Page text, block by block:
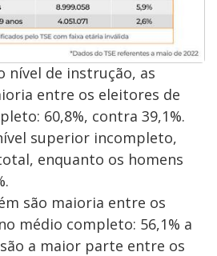
nível de instrução, as
entre os eleitores de
60,8%, contra 39,1%.
superior incompleto,
enquanto os homens
são maioria entre os
médio completo: 56,1% a
a maior parte entre os